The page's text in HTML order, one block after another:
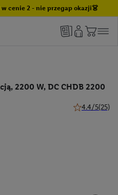
cenie 2 - nie przegap okazji👗
2200 W, DC CHDB 2200
4.4/5(25)